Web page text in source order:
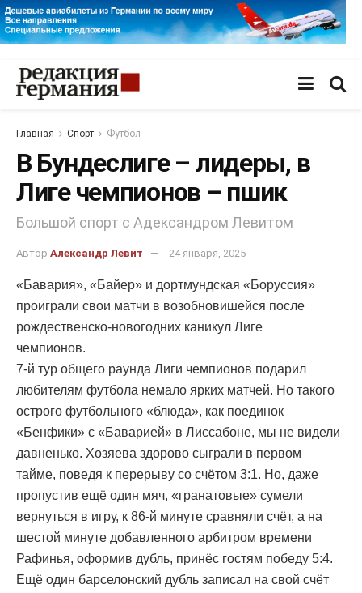
Главная Спорт Футбол
В Бундеслиге – лидеры, в
Лиге чемпионов – пшик
Большой спорт с Адександром Левитом
Автор Александр Левит 24 января, 2025
«Бавария», «Байер» и дортмундская «Боруссия»
проиграли свои матчи в возобновишейся после
рождественско-новогодних каникул Лиге
чемпионов.
7-й тур общего раунда Лиги чемпионов подарил
любителям футбола немало ярких матчей. Но такого
острого футбольного «блюда», как поединок
«Бенфики» с «Баварией» в Лиссабоне, мы не видели
давненько. Хозяева здорово сыграли в первом
тайме, поведя к перерыву со счётом 3:1. Но, даже
пропустив ещё один мяч, «гранатовые» сумели
вернуться в игру, к 86-й минуте сравняли счёт, а на
шестой минуте добавленного арбитром времени
Рафинья, оформив дубль, принёс гостям победу 5:4.
Ещё один барселонский дубль записал на свой счёт